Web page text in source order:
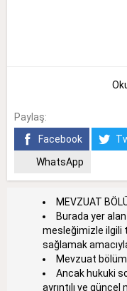
Paylaş:
Facebook
WhatsApp
MEVZUAT
Burada yer
mesleğimizle ilgili
sağlamak
Mevzuat
Ancak hukuki
ayrıntılı ve